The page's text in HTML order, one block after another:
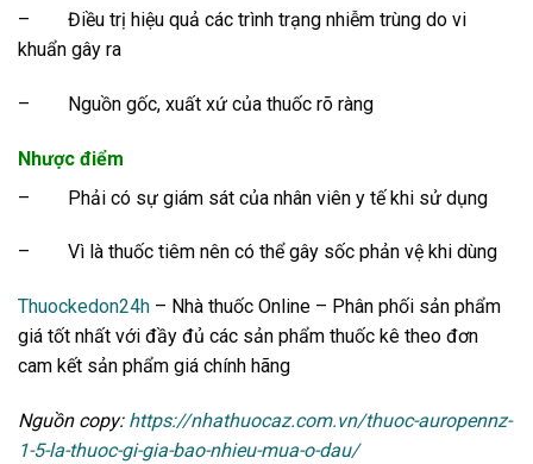
–
Điều trị hiệu quả các trình trạng nhiễm trùng do vi
khuẩn gây ra
– Nguồn gốc, xuất xứ của thuốc rõ ràng
Nhược điểm
–
Phải có sự giám sát của nhân viên y tế khi sử dụng
– Vì là thuốc tiêm nên có thể gây sốc phản vệ khi dùng
Thuockedon24h – Nhà thuốc Online – Phân phối sản phẩm
giá tốt nhất với đầy đủ các sản phẩm thuốc kê theo đơn
cam kết sản phẩm giá chính hãng
Nguồn copy: https://nhathuocaz.com.vn/thuoc-auropennz-
1-5-la-thuoc-gi-gia-bao-nhieu-mua-o-dau/